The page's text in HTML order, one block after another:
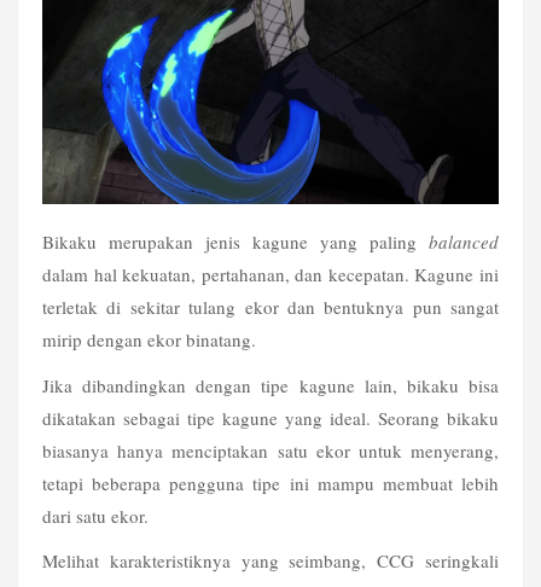
Bikaku merupakan jenis kagune yang paling balanced
dalam hal kekuatan, pertahanan, dan kecepatan. Kagune ini
terletak di sekitar tulang ekor dan bentuknya pun sangat
mirip dengan ekor binatang.
Jika dibandingkan dengan tipe kagune lain, bikaku bisa
dikatakan sebagai tipe kagune yang ideal. Seorang bikaku
biasanya hanya menciptakan satu ekor untuk menyerang,
tetapi beberapa pengguna tipe ini mampu membuat lebih
dari satu ekor.
Melihat karakteristiknya yang seimbang, CCG seringkali